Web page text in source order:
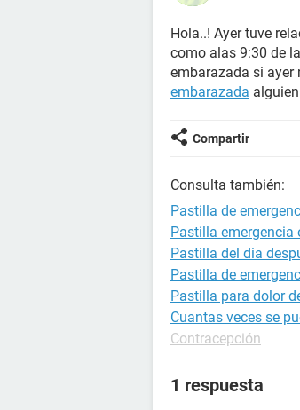
Hola..! Ayer tuve
como alas 9:30 de
embarazada si ayer
embarazada
Compartir
Consulta también:
Pastilla de
Pastilla emergencia
Pastilla del dia
Pastilla de
Pastilla para dolor
Cuantas veces se
Contracepción
1 respuesta